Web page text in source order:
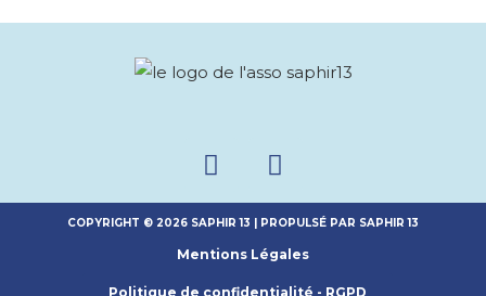
COPYRIGHT © 2026 SAPHIR 13 | PROPULSÉ PAR SAPHIR 13
Mentions Légales
Politique de confidentialité - RGPD